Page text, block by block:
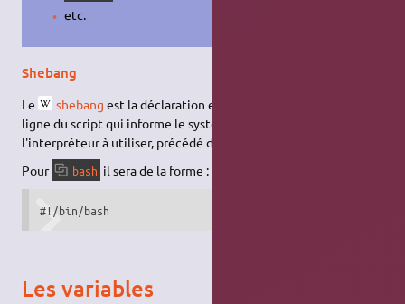
etc.
Shebang
Le shebang est la déclaration en commentaire à la première
ligne du script qui informe le système du chemin de
l'interpréteur à utiliser, précédé des caractères
Pour
bash il sera de la forme :
#!/bin/bash
Les variables